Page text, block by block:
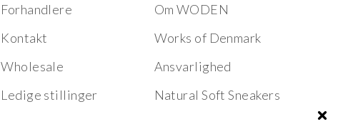
Forhandlere
Kontakt
Wholesale
Ledige stillinger
Om WODEN
Works of Denmark
Ansvarlighed
Natural Soft Sneakers